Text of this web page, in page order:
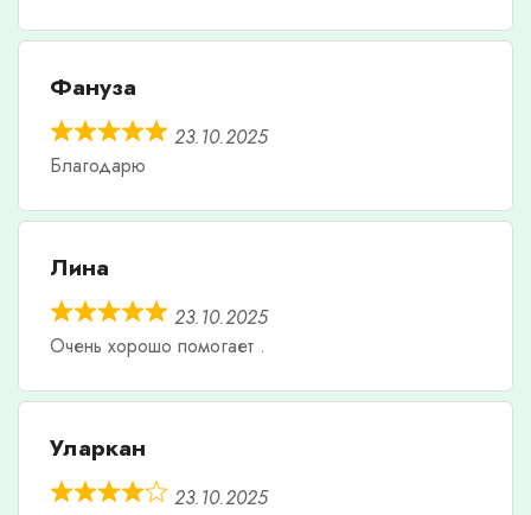
Фануза
23.10.2025
Благодарю
Лина
23.10.2025
Очень хорошо помогает .
Уларкан
23.10.2025